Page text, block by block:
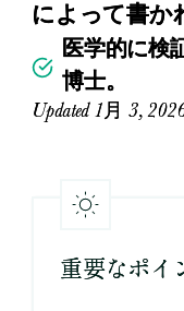
によって書か
医学的に検
博士。
Updated 1月 3,
重要なポイ